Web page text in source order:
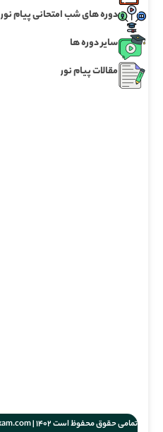
دوره های شب امتحانی پیام نور
سایر دوره ها
مقالات پیام نور
تمامی حقوق محفوظ است 1402 | pnuexam.com